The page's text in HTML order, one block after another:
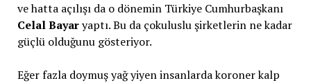
ve hatta açılışı da o dönemin Türkiye Cumhurbaşkanı
Celal Bayaryaptı. Bu da çokuluslu şirketlerin ne kadar
güçlü olduğunu gösteriyor.
Eğer fazla doymuş yağ yiyen insanlarda koroner kalp